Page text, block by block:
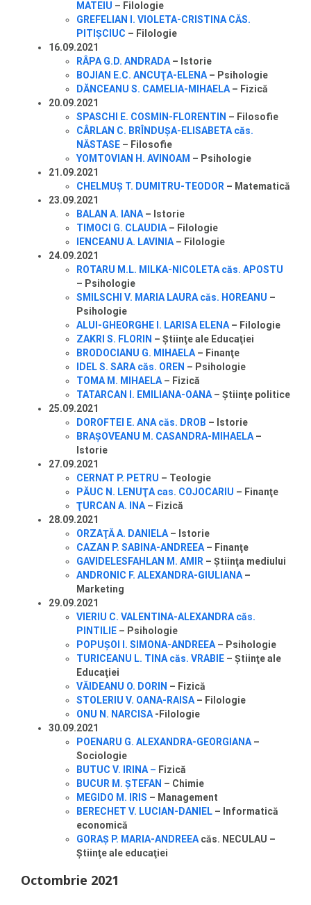
MATEIU – Filologie
GREFELIAN I. VIOLETA-CRISTINA CĂS.
PITIȘCIUC – Filologie
16.09.2021
RÂPA G.D. ANDRADA– Istorie
BOJIAN E.C. ANCUŢA-ELENA– Psihologie
DĂNCEANU S. CAMELIA-MIHAELA– Fizică
20.09.2021
SPASCHI E. COSMIN-FLORENTIN – Filosofie
CÂRLAN C. BRÎNDUŞA-ELISABETA căs.
NĂSTASE – Filosofie
YOMTOVIAN H. AVINOAM – Psihologie
21.09.2021
CHELMUŞ T. DUMITRU-TEODOR – Matematică
23.09.2021
BALAN A. IANA– Istorie
TIMOCI G. CLAUDIA– Filologie
IENCEANU A. LAVINIA– Filologie
24.09.2021
ROTARU M.L. MILKA-NICOLETA căs. APOSTU
– Psihologie
SMILSCHI V. MARIA LAURA căs. HOREANU –
Psihologie
ALUI-GHEORGHE I. LARISA ELENA– Filologie
ZAKRI S. FLORIN – Ştiinţe ale Educaţiei
BRODOCIANU G. MIHAELA– Finanţe
IDEL S. SARA căs. OREN – Psihologie
TOMA M. MIHAELA– Fizică
TATARCAN I. EMILIANA-OANA– Ştiinţe politice
25.09.2021
DOROFTEI E. ANA căs. DROB – Istorie
BRAŞOVEANU M. CASANDRA-MIHAELA–
Istorie
27.09.2021
CERNAT P. PETRU – Teologie
PĂUC N. LENUŢA cas. COJOCARIU – Finanţe
ŢURCAN A. INA– Fizică
28.09.2021
ORZAŢĂ A. DANIELA– Istorie
CAZAN P. SABINA-ANDREEA– Finanţe
GAVIDELESFAHLAN M. AMIR – Ştiinţa mediului
ANDRONIC F. ALEXANDRA-GIULIANA–
Marketing
29.09.2021
VIERIU C. VALENTINA-ALEXANDRA căs.
PINTILIE – Psihologie
POPUȘOI I. SIMONA-ANDREEA– Psihologie
TURICEANU L. TINA căs. VRABIE – Ştiinţe ale
Educaţiei
VĂIDEANU O. DORIN – Fizică
STOLERIU V. OANA-RAISA– Filologie
ONU N. NARCISA-Filologie
30.09.2021
POENARU G. ALEXANDRA-GEORGIANA–
Sociologie
BUTUC V. IRINA – Fizică
BUCUR M. ŞTEFAN – Chimie
MEGIDO M. IRIS – Management
BERECHET V. LUCIAN-DANIEL – Informatică
economică
GORAŞ P. MARIA-ANDREEAcăs. NECULAU –
Ştiinţe ale educaţiei
Octombrie 2021